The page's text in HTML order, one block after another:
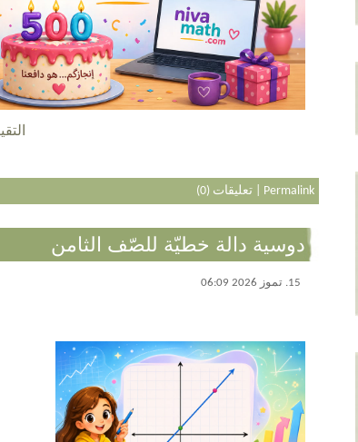
التقييم
Permalink
|تعليقات (0)
دوسية دالة خطيّة للصّف الثامن
15. تموز 2026 06:09